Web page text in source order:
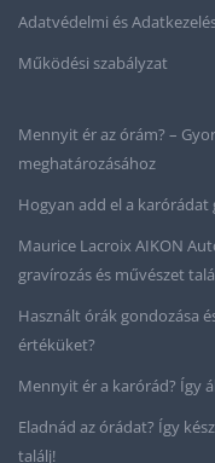
Adatvédelmi és
Működési szabályzat
Mennyit ér az órám? –
meghatározásához
Hogyan add el a
Maurice Lacroix AIKON
gravírozás és művészet
Használt órák gondozása
értéküket?
Mennyit ér a karórád? Így
Eladnád az órádat? Így
találj!